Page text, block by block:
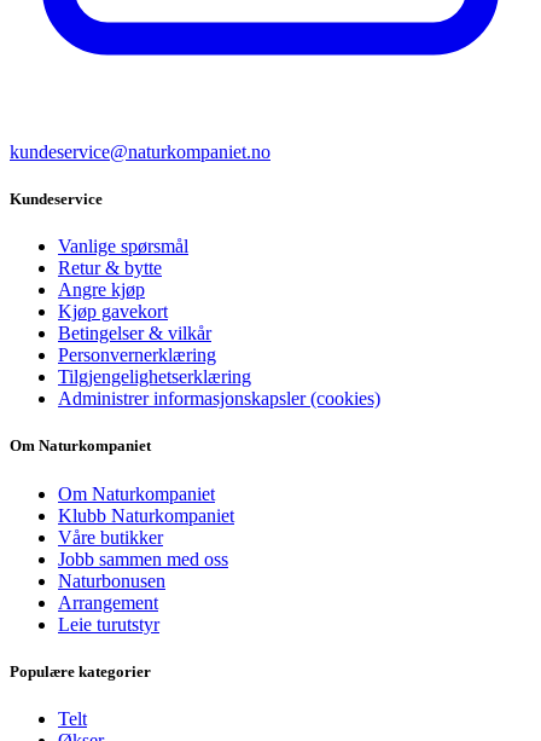
kundeservice@naturkompaniet.no
Kundeservice
Vanlige spørsmål
Retur & bytte
Angre kjøp
Kjøp gavekort
Betingelser & vilkår
Personvernerklæring
Tilgjengelighetserklæring
Administrer informasjonskapsler (cookies)
Om Naturkompaniet
Om Naturkompaniet
Klubb Naturkompaniet
Våre butikker
Jobb sammen med oss
Naturbonusen
Arrangement
Leie turutstyr
Populære kategorier
Telt